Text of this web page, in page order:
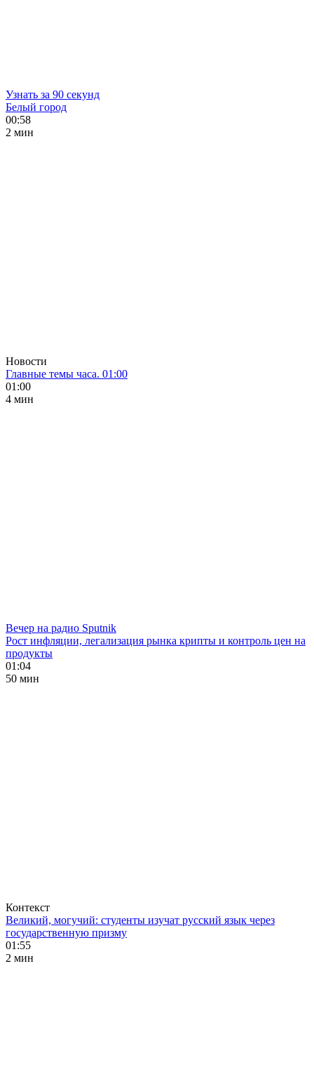
Узнать за 90 секунд
Белый город
00:58
2 мин
Новости
Главные темы часа. 01:00
01:00
4 мин
Вечер на радио Sputnik
Рост инфляции, легализация рынка крипты и контроль цен на
продукты
01:04
50 мин
Контекст
Великий, могучий: студенты изучат русский язык через
государственную призму
01:55
2 мин